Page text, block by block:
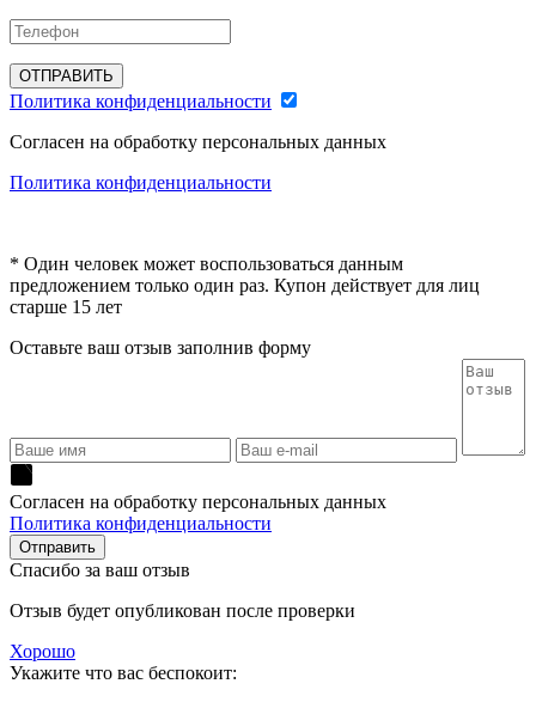
ОТПРАВИТЬ
Политика конфиденциальности
Согласен на обработку персональных данных
Политика конфиденциальности
* Один человек может воспользоваться данным
предложением только один раз. Купон действует для лиц
старше 15 лет
Оставьте ваш отзыв заполнив форму
Согласен на обработку персональных данных
Политика конфиденциальности
Спасибо за ваш отзыв
Отзыв будет опубликован после проверки
Хорошо
Укажите что вас беспокоит: